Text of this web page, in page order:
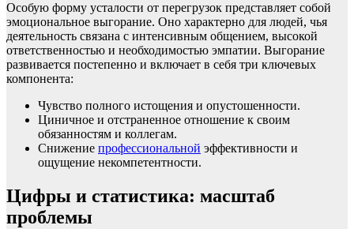
Особую форму усталости от перегрузок представляет собой
эмоциональное выгорание. Оно характерно для людей, чья
деятельность связана с интенсивным общением, высокой
ответственностью и необходимостью эмпатии. Выгорание
развивается постепенно и включает в себя три ключевых
компонента:
Чувство полного истощения и опустошенности.
Циничное и отстраненное отношение к своим
обязанностям и коллегам.
Снижение профессиональной эффективности и
ощущение некомпетентности.
Цифры и статистика: масштаб
проблемы